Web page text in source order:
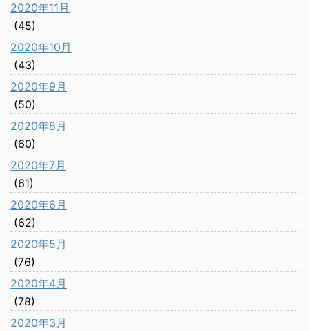
2020年11月
(45)
2020年10月
(43)
2020年9月
(50)
2020年8月
(60)
2020年7月
(61)
2020年6月
(62)
2020年5月
(76)
2020年4月
(78)
2020年3月